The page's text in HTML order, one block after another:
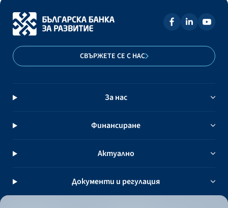
СВЪРЖЕТЕ СЕ С НАС
За нас
Финансиране
Актуално
Документи и регулация